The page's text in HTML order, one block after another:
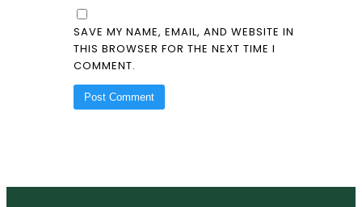
SAVE MY NAME, EMAIL, AND WEBSITE IN
THIS BROWSER FOR THE NEXT TIME I
COMMENT.